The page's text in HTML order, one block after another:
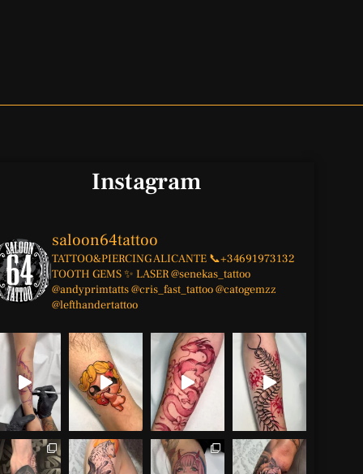
Instagram
saloon64tattoo
TATTOO&PIERCINGALICANTE 📞+34691973132
TOOTH GEMS ✨ LASER@senekas_tattoo
@andyprimtatts@cris_fast_tattoo@catogemzz
@lefthandertattoo